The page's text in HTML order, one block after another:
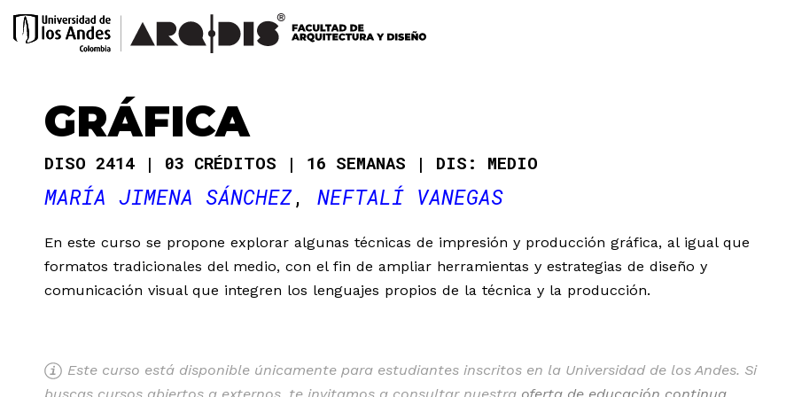
GRÁFICA
DISO 2414 03 CRÉDITOS 16 SEMANAS DIS: MEDIO
MARÍA JIMENA SÁNCHEZ NEFTALÍ VANEGAS
En este curso se propone explorar algunas técnicas de impresión y producción gráfica, al igual que
formatos tradicionales del medio, con el fin de ampliar herramientas y estrategias de diseño y
comunicación visual que integren los lenguajes propios de la técnica y la producción.
Este curso está disponible únicamente para estudiantes inscritos en la Universidad de los Andes. Si